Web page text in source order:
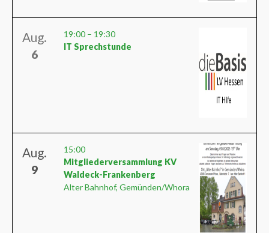
Aug.
6
19:00 – 19:30
IT Sprechstunde
Aug.
9
15:00
Mitgliederversammlung KV
Waldeck-Frankenberg
Alter Bahnhof, Gemünden/Whora